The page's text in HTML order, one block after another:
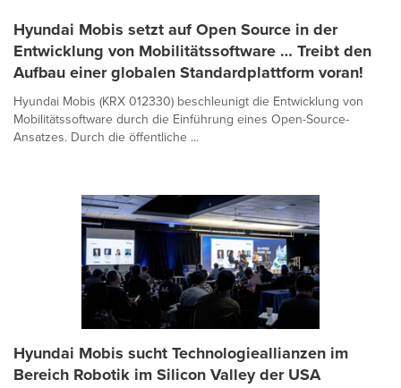
Hyundai Mobis setzt auf Open Source in der
Entwicklung von Mobilitätssoftware … Treibt den
Aufbau einer globalen Standardplattform voran!
Hyundai Mobis (KRX 012330) beschleunigt die Entwicklung von
Mobilitätssoftware durch die Einführung eines Open-Source-
Ansatzes. Durch die öffentliche ...
Hyundai Mobis sucht Technologieallianzen im
Bereich Robotik im Silicon Valley der USA